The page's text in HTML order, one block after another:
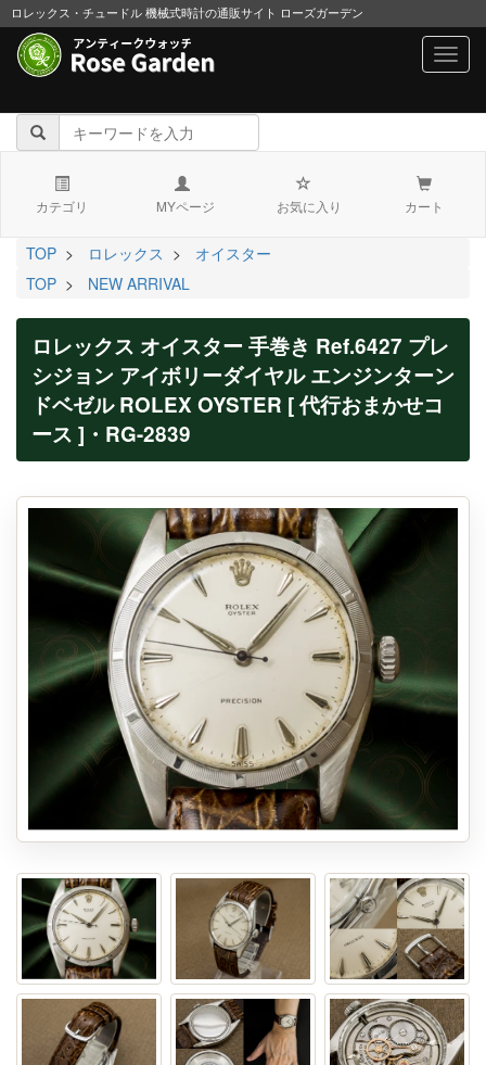
ロレックス・チュードル 機械式時計の通販サイト ローズガーデン
カテゴリ MYページ お気に入り カート
TOP > ロレックス >
オイスター
TOP > NEW ARRIVAL
ロレックス オイスター 手巻き Ref.6427 プレ
シジョン アイボリーダイヤル エンジンターン
ドベゼル ROLEX OYSTER [ 代行おまかせコ
ース ]・RG-2839